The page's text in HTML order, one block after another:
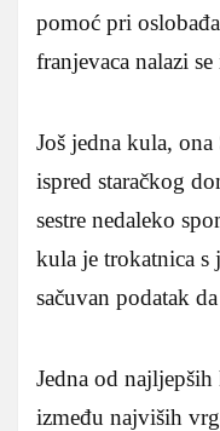
pomoć pri
franjevaca nalazi se
Još jedna kula, ona
ispred staračkog
sestre nedaleko
kula je trokatnica s
sačuvan podatak
Jedna od
između najviših